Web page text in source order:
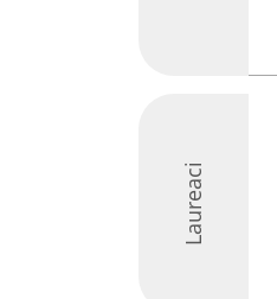
Laureaci